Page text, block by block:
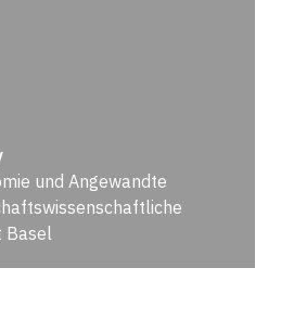
und Angewandte
Basel